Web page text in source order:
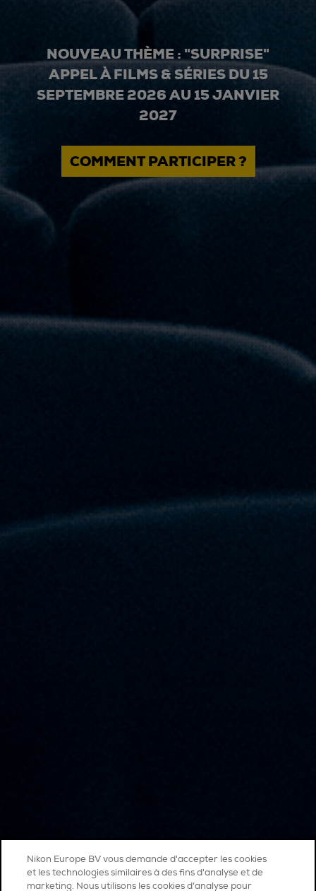
NOUVEAU THÈME : "SURPRISE"
APPEL À FILMS & SÉRIES DU 15
SEPTEMBRE 2026 AU 15 JANVIER
2027
COMMENT PARTICIPER ?
Nikon Europe BV vous demande d'accepter les cookies
et les technologies similaires à des fins d'analyse et de
marketing. Nous utilisons les cookies d’analyse pour